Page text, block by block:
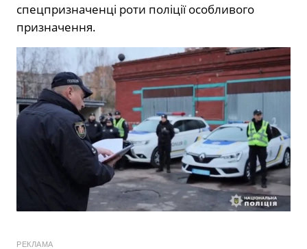
спецпризначенці роти поліції особливого
призначення.
РЕКЛАМА